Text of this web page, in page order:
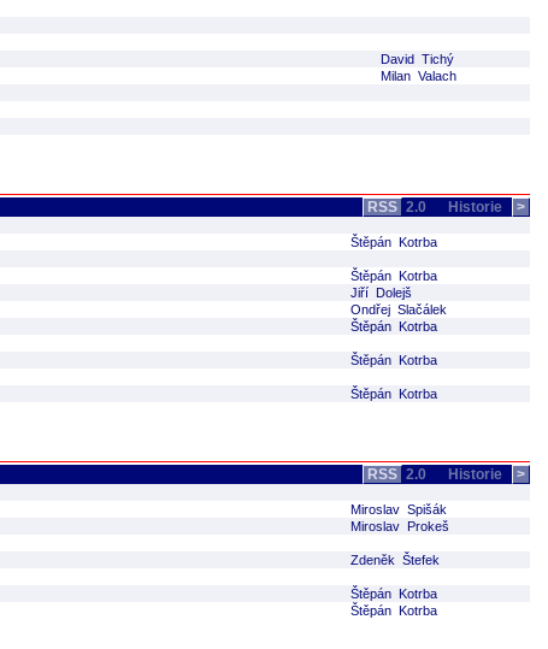
David Tichý
Milan Valach
RSS 2.0 Historie >
Štěpán Kotrba
Štěpán Kotrba
Jiří Dolejš
Ondřej Slačálek
Štěpán Kotrba
Štěpán Kotrba
Štěpán Kotrba
RSS 2.0 Historie >
Miroslav Spišák
Miroslav Prokeš
Zdeněk Štefek
Štěpán Kotrba
Štěpán Kotrba